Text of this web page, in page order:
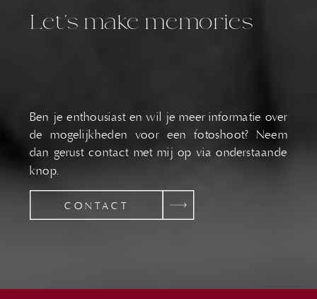
CONTACT
Ben je enthousiast en wil je meer informatie over
de mogelijkheden voor een fotoshoot? Neem
dan gerust contact met mij op via onderstaande
knop.
Let's make memories